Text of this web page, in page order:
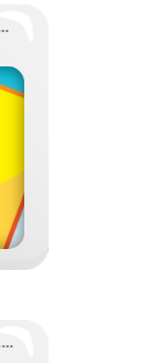
VILÁGÁBAN
BARANGOLJUNK ALFÖLDI TÁJAKON!